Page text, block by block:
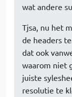
wat andere
Tjsa, nu het
de headers
dat ook
waarom niet
juiste
resolutie te